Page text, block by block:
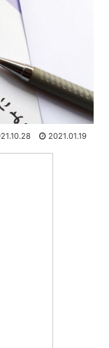
2021.01.19